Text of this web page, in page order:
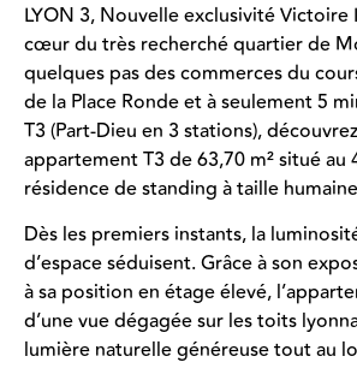
LYON 3, Nouvelle exclusivité Victoire
cœur du très recherché quartier de
quelques pas des commerces du
de la Place Ronde et à seulement 5
T3 (Part-Dieu en 3 stations),
appartement T3 de 63,70 m² situé au
résidence de standing à taille
Dès les premiers instants, la
d’espace séduisent. Grâce à son
à sa position en étage élevé,
d’une vue dégagée sur les toits
lumière naturelle généreuse tout au